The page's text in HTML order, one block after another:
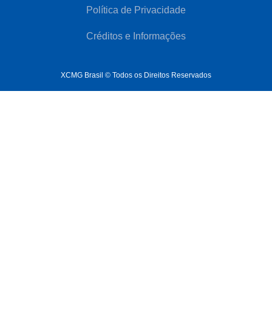
Política de Privacidade
Créditos e Informações
XCMG Brasil © Todos os Direitos Reservados